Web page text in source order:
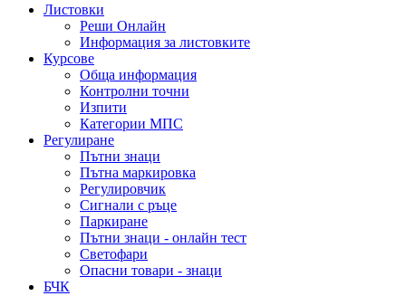
Листовки
Реши Онлайн
Информация за листовките
Курсове
Обща информация
Контролни точни
Изпити
Категории МПС
Регулиране
Пътни знаци
Пътна маркировка
Регулировчик
Сигнали с ръце
Паркиране
Пътни знаци - онлайн тест
Светофари
Опасни товари - знаци
БЧК